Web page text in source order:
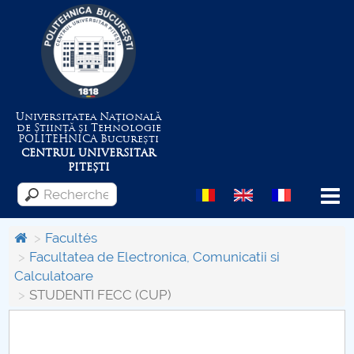
Universitatea Națională
de Știință și Tehnologie
POLITEHNICABucurești
CENTRUL UNIVERSITAR
PITEȘTI
Menu
Despre Universitate
Centrul de Management al Proiectelor
Facultés
Facultatea de Electronica, Comunicatii si
Calculatoare
STUDENTI FECC (CUP)